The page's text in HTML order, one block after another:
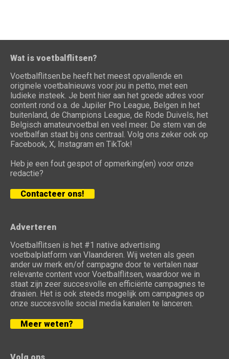
Wat is voetbalflitsen?
Voetbalflitsen.be heeft het meest opvallende en
originele voetbalnieuws voor jou in petto, met een
ludieke insteek. Je bent hier aan het goede adres voor
content rond o.a. de Jupiler Pro League, Belgen in het
buitenland, de Champions League, de Rode Duivels, het
Belgisch amateurvoetbal en veel meer. De stem van de
voetbalfan staat bij ons centraal. Volg ons zeker ook op
Facebook, X, Instagram en TikTok!
Heb je een fout gespot of opmerking(en) voor onze
redactie?
Contacteer ons!
Adverteren
Voetbalflitsen is het #1 native advertising
voetbalplatform van Vlaanderen. Wij weten als geen
ander uw merk en/of campagne door te vertalen naar
relevante content voor Voetbalflitsen, waardoor we in
staat zijn zeer succesvolle en efficiënte campagnes te
draaien. Het is ook steeds mogelijk om campagnes op
onze succesvolle social media kanalen te lanceren.
Meer weten?